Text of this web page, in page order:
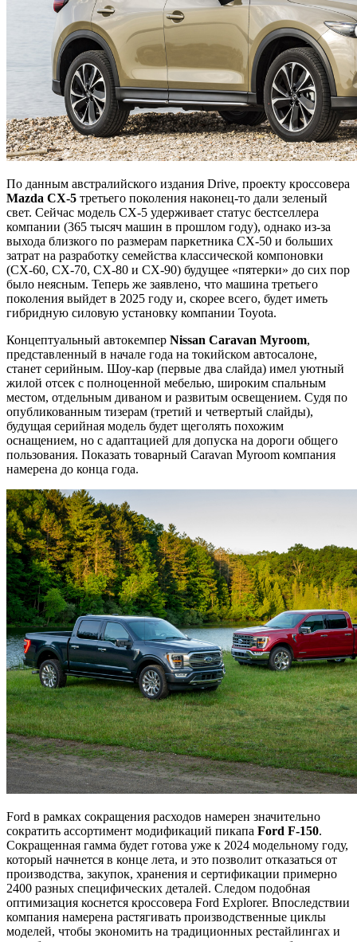
По данным австралийского издания Drive, проекту кроссовера
Mazda CX-5 третьего поколения наконец-то дали зеленый
свет. Сейчас модель CX-5 удерживает статус бестселлера
компании (365 тысяч машин в прошлом году), однако из-за
выхода близкого по размерам паркетника CX-50 и больших
затрат на разработку семейства классической компоновки
(CX-60, CX-70, CX-80 и CX-90) будущее «пятерки» до сих пор
было неясным. Теперь же заявлено, что машина третьего
поколения выйдет в 2025 году и, скорее всего, будет иметь
гибридную силовую установку компании Toyota.
Концептуальный автокемпер Nissan Caravan Myroom,
представленный в начале года на токийском автосалоне,
станет серийным. Шоу-кар (первые два слайда) имел уютный
жилой отсек с полноценной мебелью, широким спальным
местом, отдельным диваном и развитым освещением. Судя по
опубликованным тизерам (третий и четвертый слайды),
будущая серийная модель будет щеголять похожим
оснащением, но с адаптацией для допуска на дороги общего
пользования. Показать товарный Caravan Myroom компания
намерена до конца года.
Ford в рамках сокращения расходов намерен значительно
сократить ассортимент модификаций пикапа Ford F-150.
Сокращенная гамма будет готова уже к 2024 модельному году,
который начнется в конце лета, и это позволит отказаться от
производства, закупок, хранения и сертификации примерно
2400 разных специфических деталей. Следом подобная
оптимизация коснется кроссовера Ford Explorer. Впоследствии
компания намерена растягивать производственные циклы
моделей, чтобы экономить на традиционных рестайлингах и